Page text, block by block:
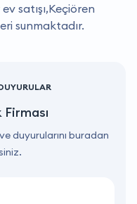
satışı,Keçiören
sunmaktadır.
duyurularını buradan